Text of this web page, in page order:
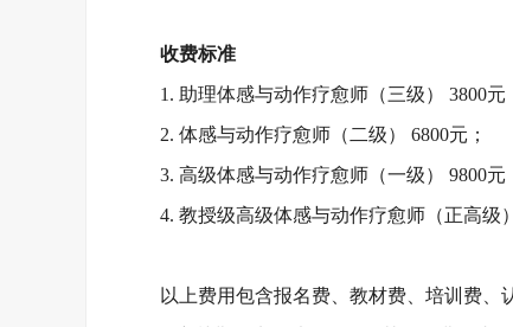
收费标准
1. 助理体感与动作疗愈师（三级） 3800元
2. 体感与动作疗愈师（二级） 6800元；
3. 高级体感与动作疗愈师（一级） 9800元
4. 教授级高级体感与动作疗愈师（正高级
以上费用包含报名费、教材费、培训费